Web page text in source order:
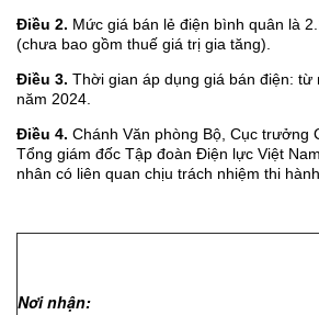
Điều 2. Mức giá bán lẻ điện bình quân là
(chưa bao gồm thuế giá trị gia tăng).
Điều 3. Thời gian áp dụng giá bán điện: từ
năm 2024.
Điều 4. Chánh Văn phòng Bộ, Cục trưởng
Tổng giám đốc Tập đoàn Điện lực Việt
nhân có liên quan chịu trách nhiệm thi
Nơi nhận: